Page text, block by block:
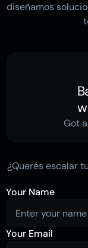
diseñamos
Got
¿Querés escalar
Your Name
Your Email